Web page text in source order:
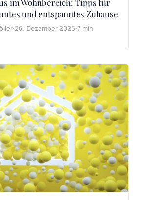
im Wohnbereich: Tipps für
und entspanntes Zuhause
·26. Dezember 2025·7 min